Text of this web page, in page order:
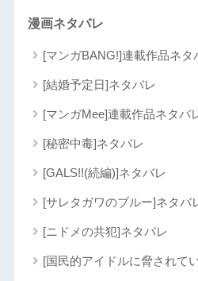
漫画ネタバレ
[マンガBANG!]連載作品ネタ
[結婚予定日]ネタバレ
[マンガMee]連載作品ネタバ
[秘密中毒]ネタバレ
[GALS!!(続編)]ネタバレ
[サレタガワのブルー]ネタバ
[ニドメの共犯]ネタバレ
[国民的アイドルに脅されて